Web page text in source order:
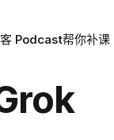
Podcast帮你补课